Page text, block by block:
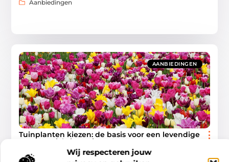
Wij respecteren jouw
Aanbiedingen
AANBIEDINGEN
Tuinplanten kiezen: de basis voor een levendige
en evenwichtige tuin
De kracht van een doordachte beplanting Een tuin komt
pas echt tot leven met de juiste combinatie van planten.